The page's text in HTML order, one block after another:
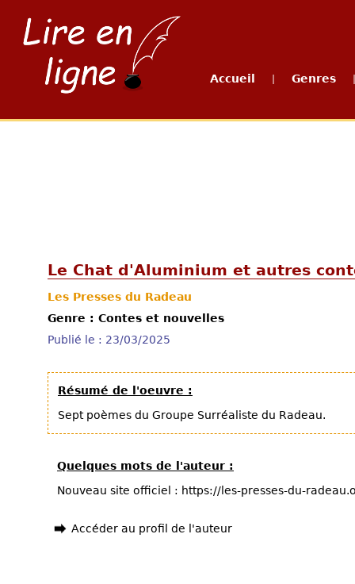
Accueil Genres
Le Chat d'Aluminium et autres
Les Presses du Radeau
Genre : Contes et nouvelles
Publié le : 23/03/2025
Résumé de l'oeuvre :
Sept poèmes du Groupe Surréaliste du Radeau.
Quelques mots de l'auteur :
Nouveau site officiel : https://les-presses-du-
Accéder au profil de l'auteur